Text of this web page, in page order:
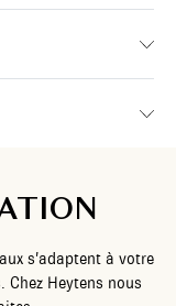
s’adaptent à votre
Heytens nous